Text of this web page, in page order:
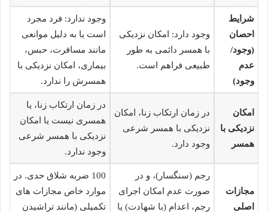
شرایط
احصان
(وجود/
عدم
وجود)
وجود دارد: امکان نزدیکی
با همسر دائمی به طور
طبیعی فراهم است.
وجود ندارد: فرد مجرد
است یا به دلیل موانعی
مانند مسافرت، حبس،
بیماری، امکان نزدیکی با
همسرش را ندارد.
امکان
نزدیکی با
همسر
در زمان ارتکاب زنا، امکان
نزدیکی با همسر شرعی
وجود دارد.
در زمان ارتکاب زنا، یا
همسری نیست یا امکان
نزدیکی با همسر شرعی
وجود ندارد.
مجازات
اصلی
رجم (سنگسار)، و در
صورت عدم امکان اجرای
رجم، اعدام (با شهادت) یا
100 ضربه شلاق حدی. در
موارد خاص مجازات های
تکمیلی (مانند تراشیدن